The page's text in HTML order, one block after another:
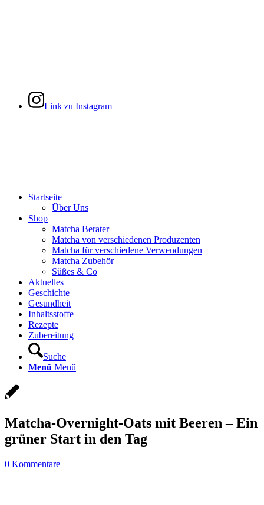
Link zu Instagram
Startseite
Über Uns
Shop
Matcha Berater
Matcha von verschiedenen Produzenten
Matcha für verschiedene Verwendungen
Matcha Zubehör
Süßes & Co
Aktuelles
Geschichte
Gesundheit
Inhaltsstoffe
Rezepte
Zubereitung
Suche
Menü Menü
Matcha-Overnight-Oats mit Beeren – Ein
grüner Start in den Tag
0 Kommentare